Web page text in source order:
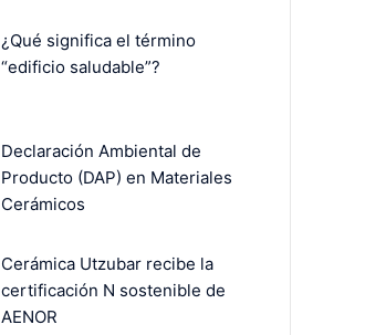
¿Qué significa el término
“edificio saludable”?
Declaración Ambiental de
Producto (DAP) en Materiales
Cerámicos
Cerámica Utzubar recibe la
certificación N sostenible de
AENOR